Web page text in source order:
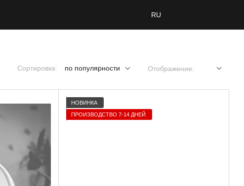
RU
Сортировка: по популярности Отображение:
НОВИНКА
ПРОИЗВОДСТВО 7-14 ДНЕЙ